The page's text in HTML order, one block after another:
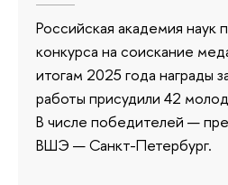
Российская академия наук
конкурса на соискание
итогам 2025 года награды
работы присудили 42
В числе победителей —
ВШЭ — Санкт-Петербург.